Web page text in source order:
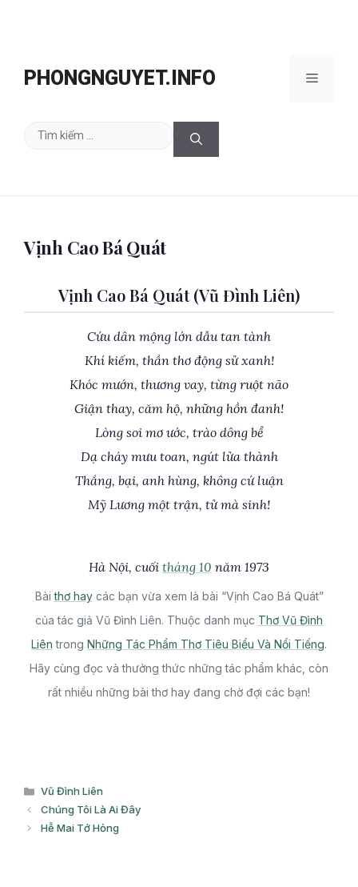
PHONGNGUYET.INFO Menu
Tìm
Vịnh Cao Bá Quát
Vịnh Cao Bá Quát (Vũ Đình Liên)
Cứu dân mộng lớn dẫu tan tành
Khí kiếm, thần thơ động sử xanh!
Khóc mướn, thương vay, từng ruột não
Giận thay, căm hộ, những hồn đanh!
Lòng soi mơ ước, trào dông bể
Dạ cháy mưu toan, ngút lửa thành
Thắng, bại, anh hùng, không cứ luận
Mỹ Lương một trận, tử mà sinh!
Hà Nội, cuối tháng 10 năm 1973
Bàithơ haycác bạn vừa xem là bài “Vịnh Cao Bá Quát”
của tác giả Vũ Đình Liên. Thuộc danh mục Thơ Vũ Đình
Liên trong Những Tác Phẩm Thơ Tiêu Biểu Và Nổi Tiếng.
Hãy cùng đọc và thưởng thức những tác phẩm khác, còn
rất nhiều những bài thơ hay đang chờ đợi các bạn!
Danh
mục
Vũ Đình Liên
Chúng Tôi Là Ai Đây
Hễ Mai Tớ Hỏng